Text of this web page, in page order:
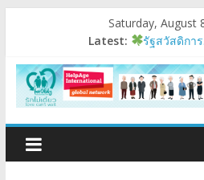
Saturday, August
Latest:
รัฐสวัสดิกา
มนุษย์ต่างวั
แรงบันดาล